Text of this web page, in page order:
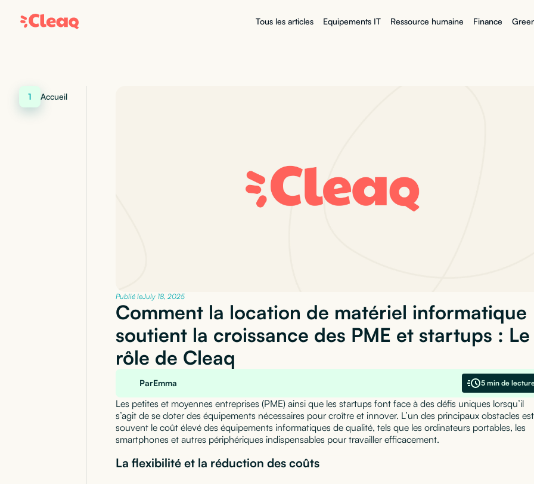
Tous les articles Equipements IT Ressource humaine Finance
1 Accueil
Publié leJuly 18, 2025
Comment la location de matériel informatique
soutient la croissance des PME et startups : Le
rôle de Cleaq
ParEmma 5 min de
Les petites et moyennes entreprises (PME) ainsi que les startups font face à des défis uniques lorsqu’il
s’agit de se doter des équipements nécessaires pour croître et innover. L’un des principaux obstacles est
souvent le coût élevé des équipements informatiques de qualité, tels que les ordinateurs portables, les
smartphones et autres périphériques indispensables pour travailler efficacement.
La flexibilité et la réduction des coûts